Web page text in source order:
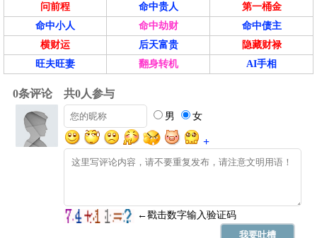
出行、赴任、动土、祈福、祭祀、
修造、酬神、斋醮
猪 煞东
午时(11:00-12:59)
丙午时 11:00 - 12:59
喜神西南 财神正西 福神正东
结婚、交易、开业、祈福、安床、
忌 出行、赴任、盖屋、入殓、上梁
问前程 命中贵人
第一桶金
命中小人
命中劫财
命中债主
横财运
后天富贵
隐藏财禄
旺夫旺妻
翻身转机 AI手相